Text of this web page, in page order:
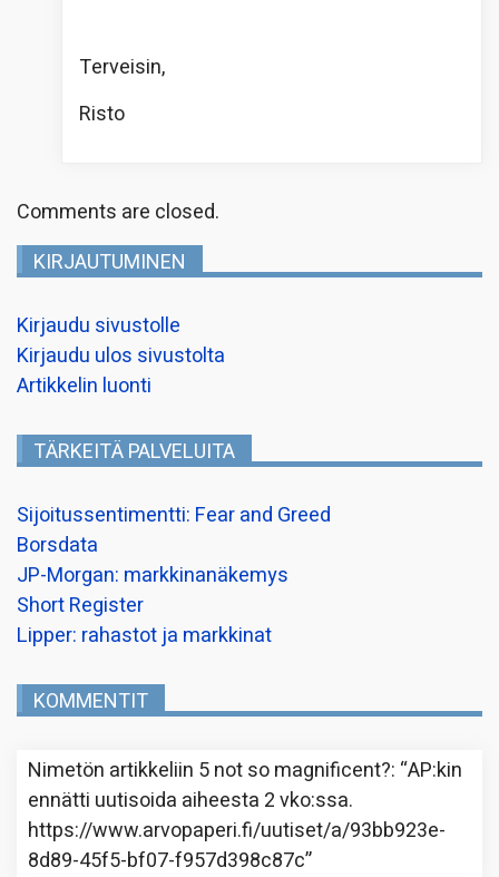
Terveisin,
Risto
Comments are closed.
KIRJAUTUMINEN
Kirjaudu sivustolle
Kirjaudu ulos sivustolta
Artikkelin luonti
TÄRKEITÄ PALVELUITA
Sijoitussentimentti: Fear and Greed
Borsdata
JP-Morgan: markkinanäkemys
Short Register
Lipper: rahastot ja markkinat
KOMMENTIT
Nimetön artikkeliin 5 not so magnificent?: “AP:kin
ennätti uutisoida aiheesta 2 vko:ssa.
https://www.arvopaperi.fi/uutiset/a/93bb923e-
8d89-45f5-bf07-f957d398c87c”